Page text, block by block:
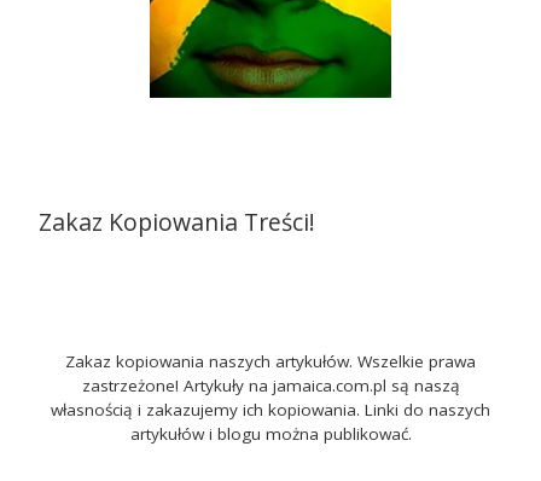
Zakaz Kopiowania Treści!
Zakaz kopiowania naszych artykułów. Wszelkie prawa
zastrzeżone! Artykuły na jamaica.com.pl są naszą
własnością i zakazujemy ich kopiowania. Linki do naszych
artykułów i blogu można publikować.